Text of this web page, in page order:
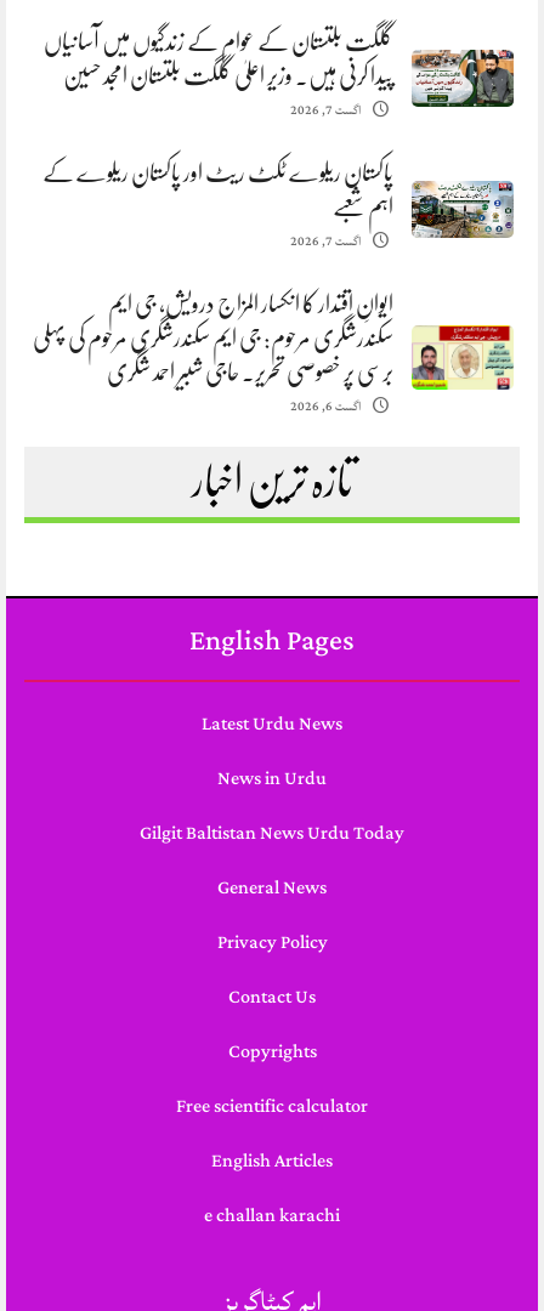
گلگت بلتستان کے عوام کے زندگیوں میں آسانیاں
پیدا کرنی ہیں. وزیر اعلیٰ گلگت بلتستان امجد حسین
اگست 7, 2026
پاکستان ریلوے ٹکٹ ریٹ اور پاکستان ریلوے کے
اہم شعبے
اگست 7, 2026
ایوانِ اقتدار کا انکسار المزاج درویش، جی ایم
سکندرشگری مرحوم: جی ایم سکندرشگری مرحوم کی پہلی
برسی پر خصوصی تحریر. حاجی شبیر احمد شگری
اگست 6, 2026
تازہ ترین اخبار
English Pages
Latest Urdu News
News in Urdu
Gilgit Baltistan News Urdu Today
General News
Privacy Policy
Contact Us
Copyrights
Free scientific calculator
English Articles
e challan karachi